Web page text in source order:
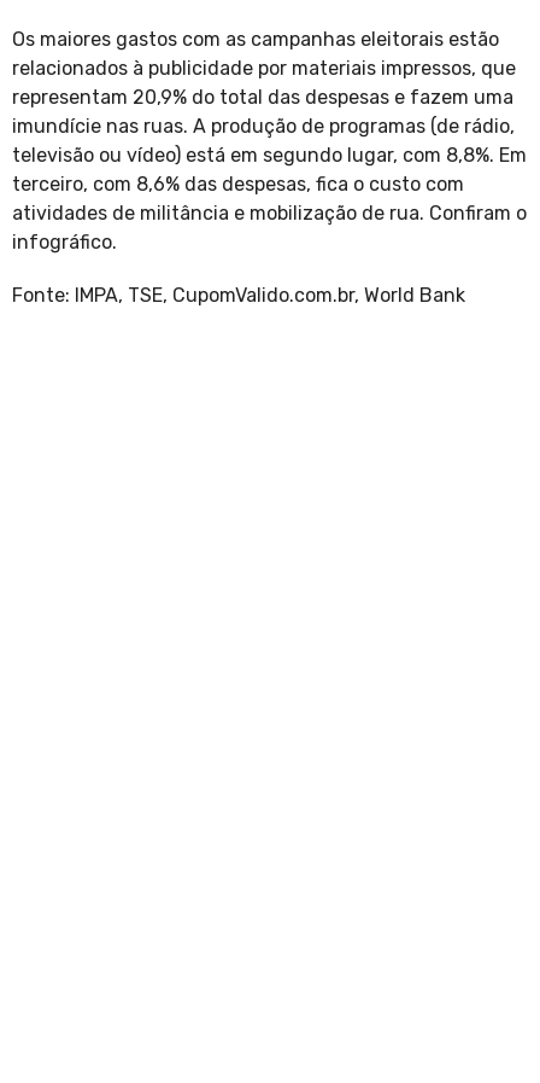
Os maiores gastos com as campanhas eleitorais estão
relacionados à publicidade por materiais impressos, que
representam 20,9% do total das despesas e fazem uma
imundície nas ruas. A produção de programas (de rádio,
televisão ou vídeo) está em segundo lugar, com 8,8%. Em
terceiro, com 8,6% das despesas, fica o custo com
atividades de militância e mobilização de rua. Confiram o
infográfico.
Fonte: IMPA, TSE, CupomValido.com.br, World Bank